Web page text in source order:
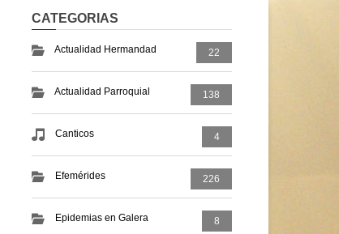
CATEGORIAS
Actualidad Hermandad 22
Actualidad Parroquial 138
Canticos 4
Efemérides 226
Epidemias en Galera 8